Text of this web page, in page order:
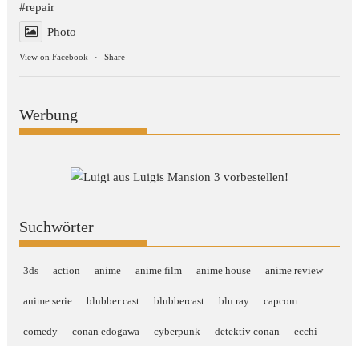
#repair
Photo
View on Facebook · Share
Werbung
Suchwörter
3ds action anime anime film anime house anime review
anime serie blubber cast blubbercast blu ray capcom
comedy conan edogawa cyberpunk detektiv conan ecchi